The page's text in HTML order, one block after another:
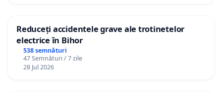
Reduceți accidentele grave ale trotinetelor
electrice în Bihor
538 semnături
47 Semnături / 7 zile
28 Jul 2026